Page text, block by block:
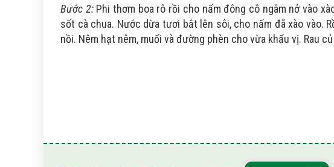
Bước 2: Phi thơm boa rô rồi cho nấm đông cô ngâm nở vào
sốt cà chua. Nước dừa tươi bắt lên sôi, cho nấm đã xào vào.
nồi. Nêm hạt nêm, muối và đường phèn cho vừa khẩu vị. Rau